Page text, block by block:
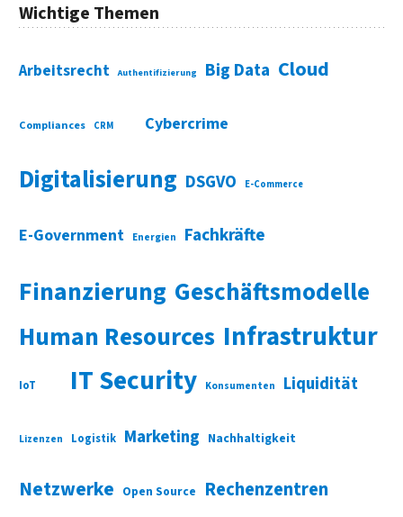
Wichtige Themen
Arbeitsrecht Authentifizierung Big Data Cloud
Compliances CRM Cybercrime
Digitalisierung DSGVO E-Commerce
E-Government Energien Fachkräfte
Finanzierung Geschäftsmodelle
Human Resources Infrastruktur
IoT IT Security Konsumenten Liquidität
Lizenzen Logistik Marketing Nachhaltigkeit
Netzwerke Open Source Rechenzentren